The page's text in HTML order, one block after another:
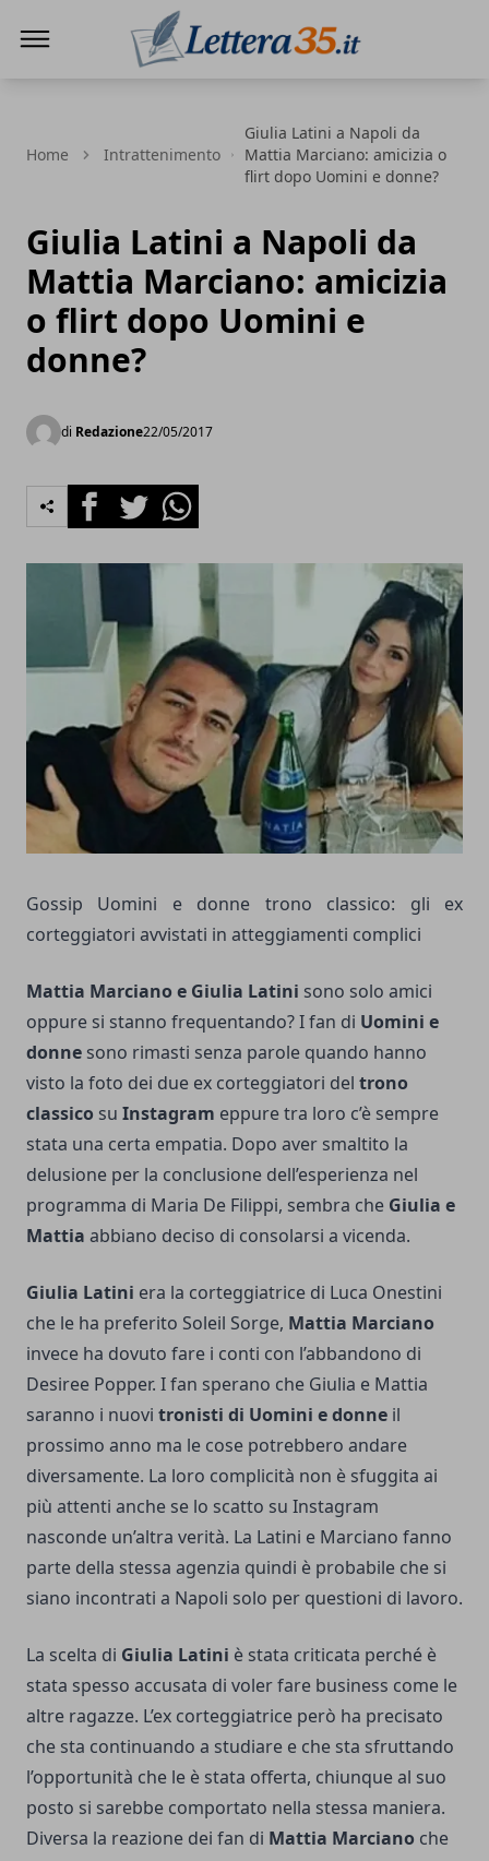
Home Intrattenimento
Giulia Latini a Napoli da
Mattia Marciano: amicizia o
flirt dopo Uomini e donne?
Giulia Latini a Napoli da
Mattia Marciano: amicizia
o flirt dopo Uomini e
donne?
di Redazione22/05/2017
FacebookTwitterWhatsapp
Gossip Uomini e donne trono classico: gli ex
corteggiatori avvistati in atteggiamenti complici
Mattia Marciano e Giulia Latini sono solo amici
oppure si stanno frequentando? I fan di Uomini e
donne sono rimasti senza parole quando hanno
visto la foto dei due ex corteggiatori del trono
classico su Instagram eppure tra loro c’è sempre
stata una certa empatia. Dopo aver smaltito la
delusione per la conclusione dell’esperienza nel
programma di Maria De Filippi, sembra che Giulia e
Mattia abbiano deciso di consolarsi a vicenda.
Giulia Latini era la corteggiatrice di Luca Onestini
che le ha preferito Soleil Sorge, Mattia Marciano
invece ha dovuto fare i conti con l’abbandono di
Desiree Popper. I fan sperano che Giulia e Mattia
saranno i nuovi tronisti di Uomini e donne il
prossimo anno ma le cose potrebbero andare
diversamente. La loro complicità non è sfuggita ai
più attenti anche se lo scatto su Instagram
nasconde un’altra verità. La Latini e Marciano fanno
parte della stessa agenzia quindi è probabile che si
siano incontrati a Napoli solo per questioni di lavoro.
La scelta di Giulia Latini è stata criticata perché è
stata spesso accusata di voler fare business come le
altre ragazze. L’ex corteggiatrice però ha precisato
che sta continuando a studiare e che sta sfruttando
l’opportunità che le è stata offerta, chiunque al suo
posto si sarebbe comportato nella stessa maniera.
Diversa la reazione dei fan di Mattia Marciano che